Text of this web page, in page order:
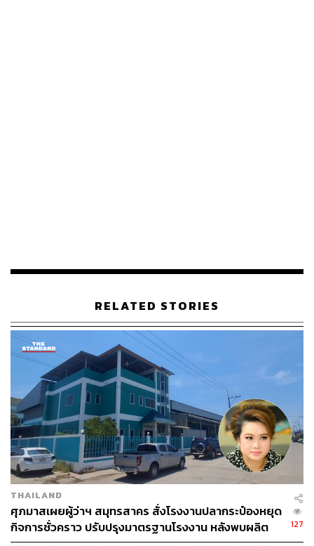
94
ABOUT THE AUTHOR
ทิพวรรณ ทองพราว
จบการเงินแต่รักในการทำคอนเทนต์ ชอบดู
หนัง และเสพติดการฟังเพลง
RELATED STORIES
THAILAND
ศุภมาสเผยผู้ว่าฯ สมุทรสาคร สั่งโรงงานปลากระป๋องหยุด
กิจการชั่วคราว ปรับปรุงมาตรฐานโรงงาน หลังพบผลิต
127